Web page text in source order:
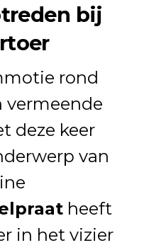
bij
rond
vermeende
deze keer
van
heeft
in het vizier